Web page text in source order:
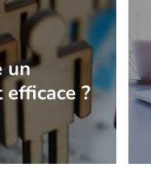
un
?